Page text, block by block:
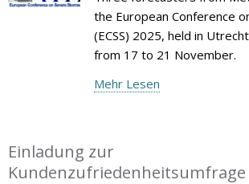
the European Conference
(ECSS) 2025, held in
from 17 to 21 November.
Mehr Lesen
Einladung zur
Kundenzufriedenheitsumfrage